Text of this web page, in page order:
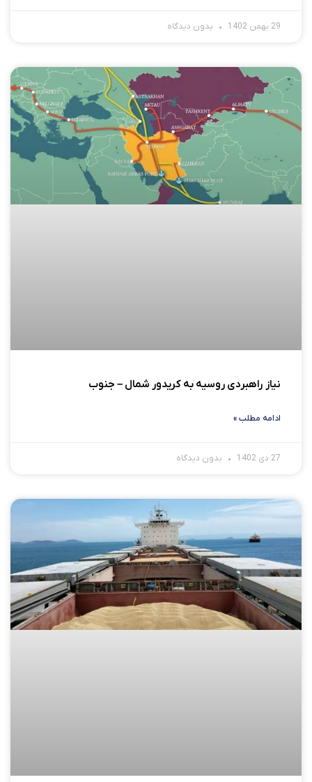
29 بهمن 1402 بدون دیدگاه
نیاز راهبردی روسیه به کریدور شمال – جنوب
ادامه مطلب »
27 دی 1402 بدون دیدگاه